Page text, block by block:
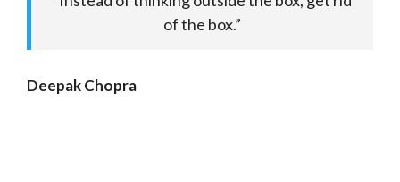
of the box.”
Deepak Chopra